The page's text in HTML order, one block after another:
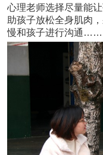
心理老师选择尽量能
助孩子放松全身肌肉
慢和孩子进行沟通……